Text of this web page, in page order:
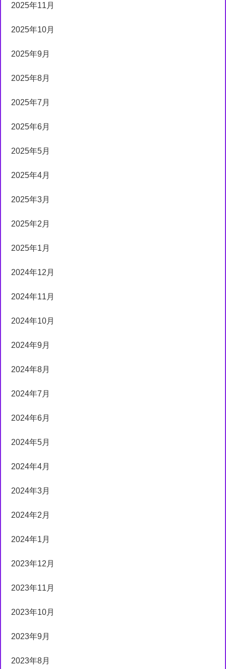
2025年11月
2025年10月
2025年9月
2025年8月
2025年7月
2025年6月
2025年5月
2025年4月
2025年3月
2025年2月
2025年1月
2024年12月
2024年11月
2024年10月
2024年9月
2024年8月
2024年7月
2024年6月
2024年5月
2024年4月
2024年3月
2024年2月
2024年1月
2023年12月
2023年11月
2023年10月
2023年9月
2023年8月